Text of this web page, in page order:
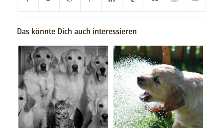
Das könnte Dich auch interessieren